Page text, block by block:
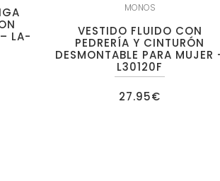
LA-
MONOS
VESTIDO FLUIDO CON
PEDRERÍA Y CINTURÓN
DESMONTABLE PARA MUJER
L30120F
27.95€